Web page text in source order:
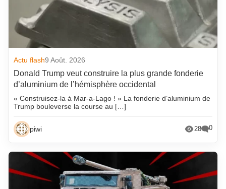
Actu flash9 Août. 2026
Donald Trump veut construire la plus grande fonderie
d’aluminium de l’hémisphère occidental
« Construisez-la à Mar-a-Lago ! » La fonderie d’aluminium de
Trump bouleverse la course au […]
piwi 28 0